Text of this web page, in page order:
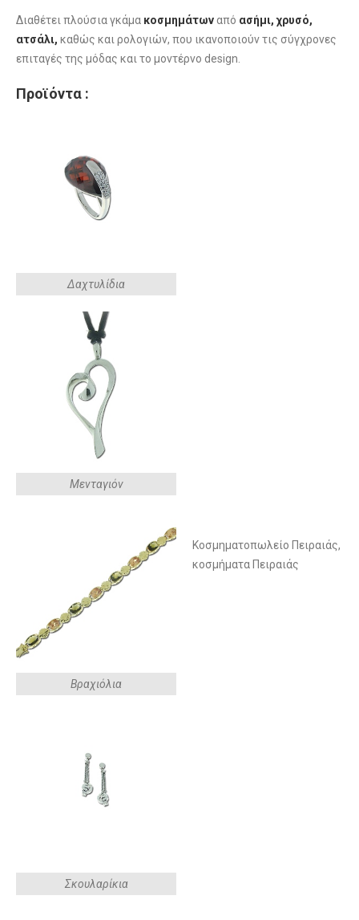
Διαθέτει πλούσια γκάμα κοσμημάτωναπό ασήμι, χρυσό,
ατσάλι, καθώς και ρολογιών, που ικανοποιούν τις σύγχρονες
επιταγές της μόδας και το μοντέρνο design.
Προϊόντα :
Δαχτυλίδια
Μενταγιόν
Βραχιόλια
Σκουλαρίκια
Κοσμηματοπωλείο Πειραιάς,
κοσμήματα Πειραιάς